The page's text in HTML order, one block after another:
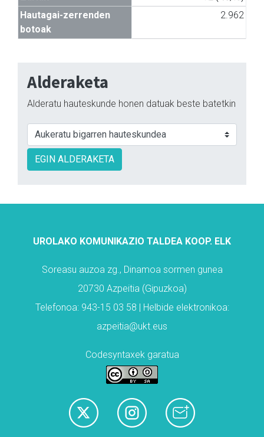
Hautagai-zerrenden
botoak
2.962
Alderaketa
Alderatu hauteskunde honen datuak beste batetkin
EGIN ALDERAKETA
UROLAKO KOMUNIKAZIO TALDEA KOOP. ELK
Soreasu auzoa zg., Dinamoa sormen gunea
20730 Azpeitia (Gipuzkoa)
Telefonoa: 943-15 03 58 | Helbide elektronikoa:
azpeitia@ukt.eus
Codesyntaxek garatua